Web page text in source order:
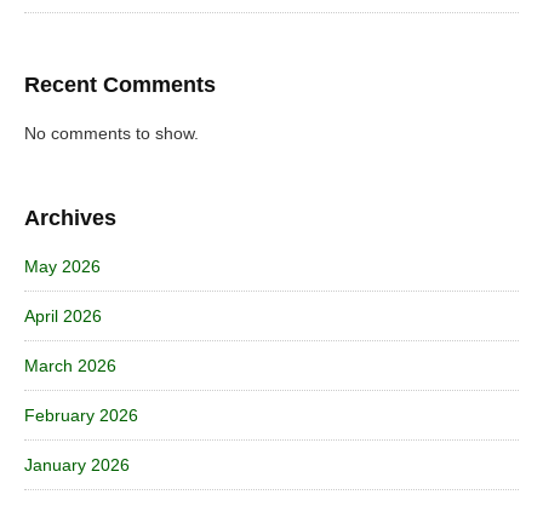
Recent Comments
No comments to show.
Archives
May 2026
April 2026
March 2026
February 2026
January 2026